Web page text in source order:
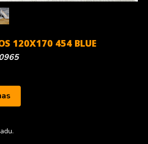
120X170 454 BLUE